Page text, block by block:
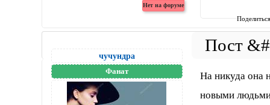
чучундра
Фанат
На никуда она
новыми